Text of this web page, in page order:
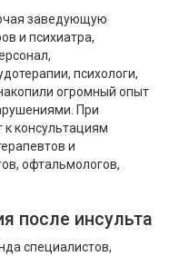
заведующую
и психиатра,
психологи,
огромный опыт
При
к консультациям
и
офтальмологов,
после инсульта
специалистов,